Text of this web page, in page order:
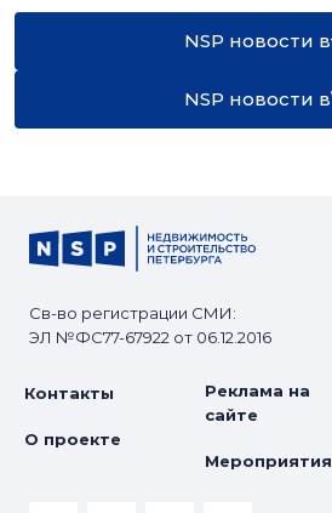
NSP новости в
NSP новости в
Св-во регистрации СМИ:
ЭЛ №ФС77-67922 от 06.12.2016
Контакты
О проекте
Реклама на
сайте
Мероприятия